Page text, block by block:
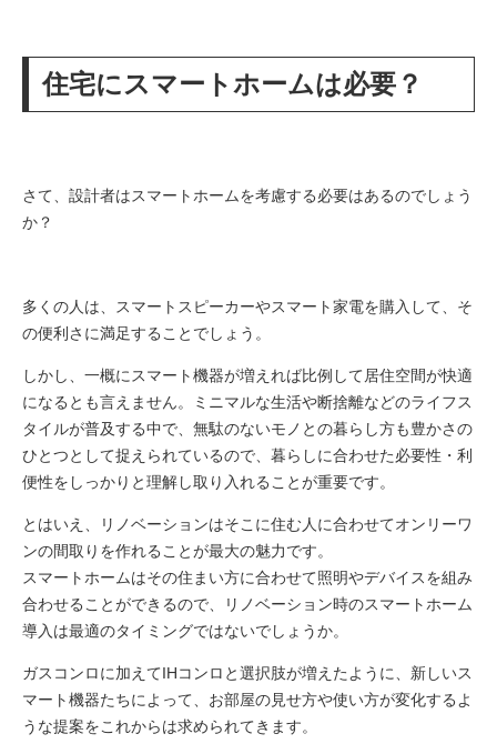
住宅にスマートホームは必要？
さて、設計者はスマートホームを考慮する必要はあるのでしょう
か？
多くの人は、スマートスピーカーやスマート家電を購入して、そ
の便利さに満足することでしょう。
しかし、一概にスマート機器が増えれば比例して居住空間が快適
になるとも言えません。ミニマルな生活や断捨離などのライフス
タイルが普及する中で、無駄のないモノとの暮らし方も豊かさの
ひとつとして捉えられているので、暮らしに合わせた必要性・利
便性をしっかりと理解し取り入れることが重要です。
とはいえ、リノベーションはそこに住む人に合わせてオンリーワ
ンの間取りを作れることが最大の魅力です。
スマートホームはその住まい方に合わせて照明やデバイスを組み
合わせることができるので、リノベーション時のスマートホーム
導入は最適のタイミングではないでしょうか。
ガスコンロに加えてIHコンロと選択肢が増えたように、新しいス
マート機器たちによって、お部屋の見せ方や使い方が変化するよ
うな提案をこれからは求められてきます。